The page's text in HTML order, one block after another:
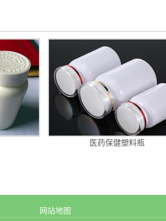
医药保健塑料瓶
网站地图